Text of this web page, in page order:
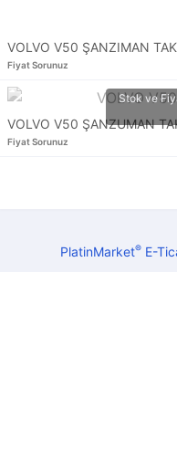
VOLVO V50 ŞANZIMAN
Fiyat Sorunuz
VOLVO V50 ŞANZUMAN
Fiyat Sorunuz
PlatinMarket®E-